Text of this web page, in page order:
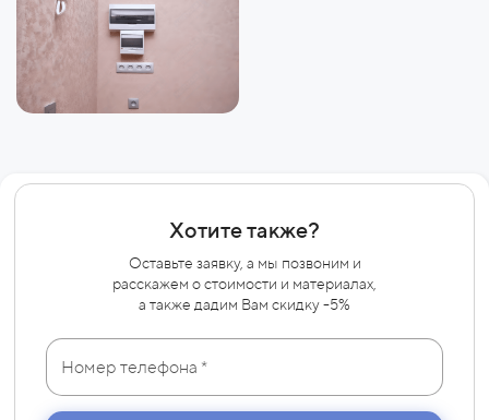
Хотите также?
Оставьте заявку, а мы позвоним и
расскажем остоимости и материалах,
а также дадим Вам скидку -5%